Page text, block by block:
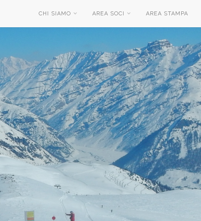
CHI SIAMO AREA SOCI AREA STAMPA